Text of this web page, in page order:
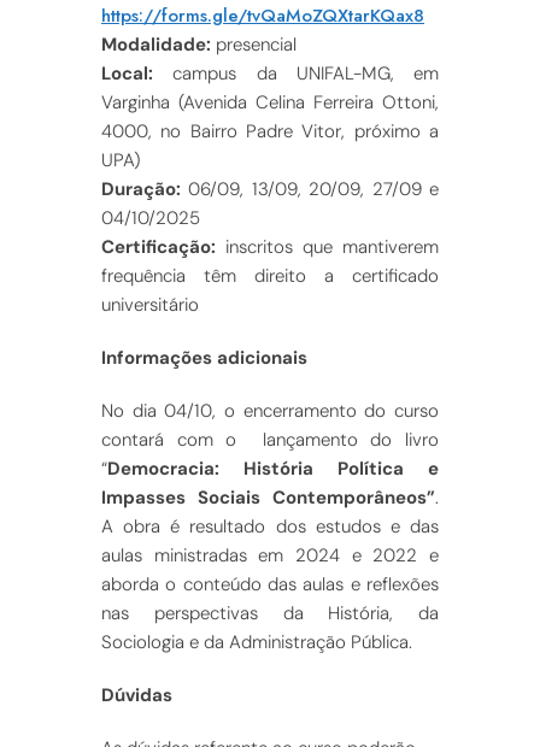
https://forms.gle/tvQaMoZQXtarKQax8
Modalidade: presencial
Local: campus da UNIFAL-MG, em
Varginha (Avenida Celina Ferreira Ottoni,
4000, no Bairro Padre Vitor, próximo a
UPA)
Duração: 06/09, 13/09, 20/09, 27/09 e
04/10/2025
Certificação: inscritos que mantiverem
frequência têm direito a certificado
universitário
Informações adicionais
No dia 04/10, o encerramento do curso
contará com o lançamento do livro
“Democracia: História Política e
Impasses Sociais Contemporâneos”.
A obra é resultado dos estudos e das
aulas ministradas em 2024 e 2022 e
aborda o conteúdo das aulas e reflexões
nas perspectivas da História, da
Sociologia e da Administração Pública.
Dúvidas